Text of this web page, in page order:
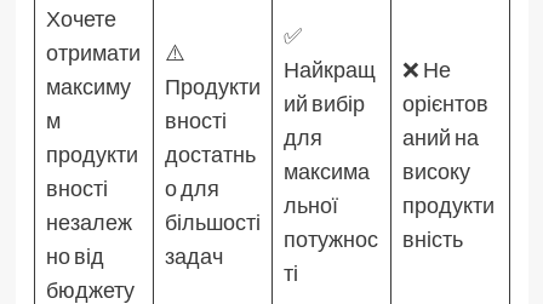
Хочете
отримати
максиму
м
продукти
вності
незалеж
но від
бюджету
⚠️
Продукти
вності
достатнь
о для
більшості
задач
✅
Найкращ
ий вибір
для
максима
льної
потужнос
ті
❌ Не
орієнтов
аний на
високу
продукти
вність